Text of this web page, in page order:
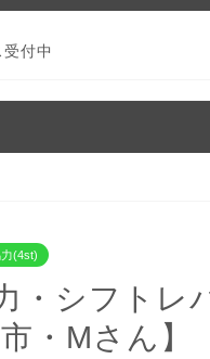
付中
(4st)
・シフトレ
・Mさん】